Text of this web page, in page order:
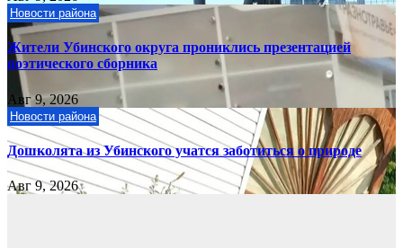
Новости района
Жители Убинского округа прониклись презентацией
поэтического сборника
Авг 9, 2026
Новости района
Дошколята из Убинского учатся заботиться о природе
Авг 9, 2026